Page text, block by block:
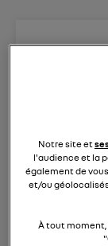
la voiture
Notre site et
l'audience et la
également de
et/ou
À tout moment,